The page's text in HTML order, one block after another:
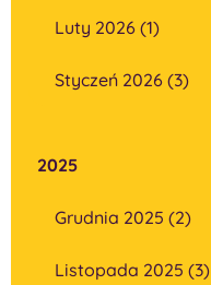
Luty 2026 (1)
Styczeń 2026 (3)
2025
Grudnia 2025 (2)
Listopada 2025 (3)